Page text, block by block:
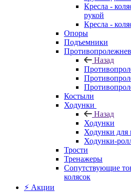
Кресла -
рукой
Кресла -
Опоры
Подъемники
Назад
Костыли
Ходунки
Назад
Ходунки
Ходунки для
Ходунки-
Трости
Тренажеры
Сопутствующие
колясок
⚡ Акции